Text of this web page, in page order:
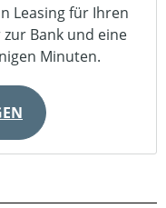
Leasing für Ihren
Bank und eine
Minuten.